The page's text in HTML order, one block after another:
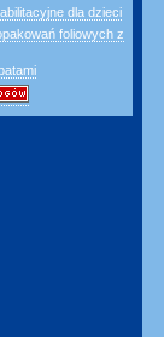
dla dzieci
foliowych z